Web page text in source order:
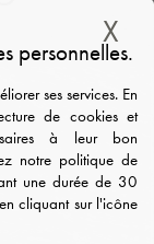
personnelles.
ses services. En
de cookies et
à leur bon
notre politique de
une durée de 30
cliquant sur l'icône
X